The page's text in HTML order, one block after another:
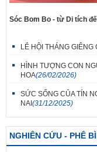
Sóc Bom Bo - từ Di tích
LỄ HỘI THÁNG GIÊNG
HÌNH TƯỢNG CON
HOA(26/02/2026)
SỨC SỐNG CỦA TÍN
NAI(31/12/2025)
NGHIÊN CỨU - PHÊ